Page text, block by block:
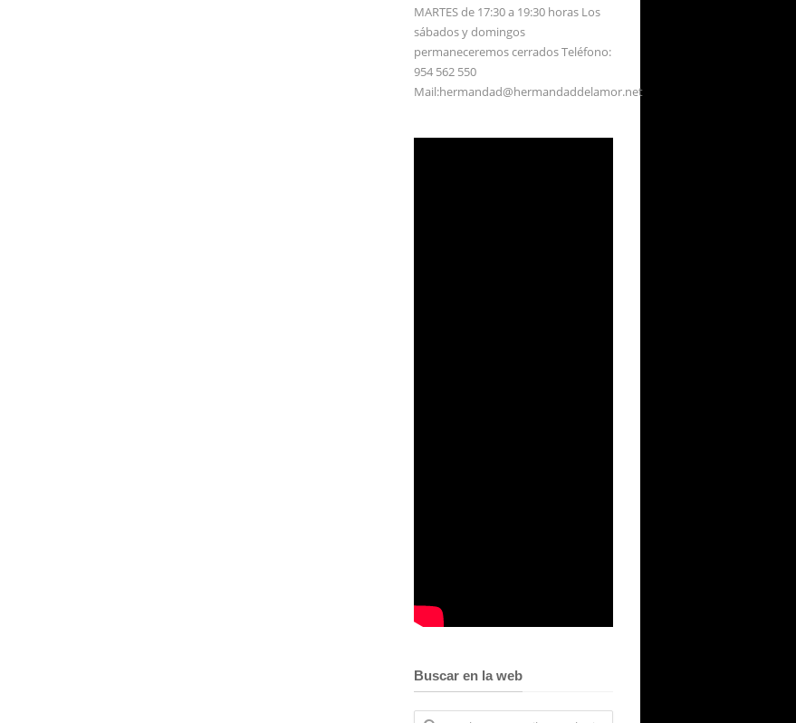
MARTES de 17:30 a 19:30 horas Los
sábados y domingos
permaneceremos cerrados Teléfono:
954 562 550
Mail:hermandad@hermandaddelamor.net
Buscar en la web